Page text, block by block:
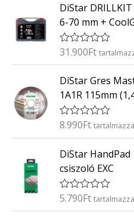
é
k
e
l
é
s
:
/
5
DiStar
6-70 mm +
É
é
k
e
l
s
:
/
5
31.900Ft
DiStar Gres
1A1R 115mm
É
é
e
l
é
s
:
8.990Ft
DiStar
csiszoló EXC
É
5.790Ft